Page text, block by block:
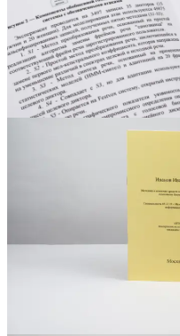
Вакансии
О компании
Написать директору
Арендодателям